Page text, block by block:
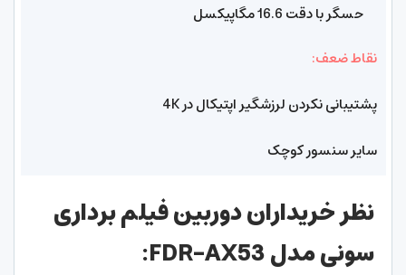
حسگر با دقت 16.6 مگاپیکسل
نقاط ضعف:
پشتیبانی نکردن لرزشگیر اپتیکال در 4K
سایر سنسور کوچک
نظر خریداران دوربین فیلم برداری
سونی مدل FDR-AX53: